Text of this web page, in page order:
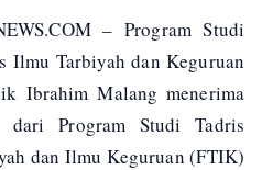
– Program Studi
Ilmu Tarbiyah dan Keguruan
Ibrahim Malang menerima
dari Program Studi Tadris
dan Ilmu Keguruan (FTIK)